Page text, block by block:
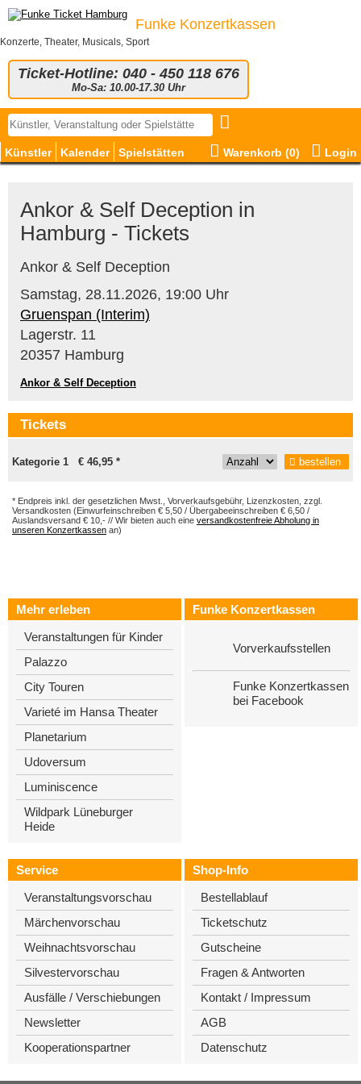
Funke Konzertkassen
Konzerte, Theater, Musicals, Sport
Ticket-Hotline: 040 - 450 118 676
Mo-Sa: 10.00-17.30 Uhr
Künstler Kalender Spielstätten Warenkorb (0) Login
Ankor & Self Deception in
Hamburg - Tickets
Ankor & Self Deception
Samstag, 28.11.2026, 19:00 Uhr
Gruenspan (Interim)
Lagerstr. 11
20357 Hamburg
Ankor & Self Deception
Tickets
Kategorie 1 € 46,95 * bestellen
* Endpreis inkl. der gesetzlichen Mwst., Vorverkaufsgebühr, Lizenzkosten, zzgl.
Versandkosten (Einwurfeinschreiben € 5,50 / Übergabeeinschreiben € 6,50 /
Auslandsversand € 10,- // Wir bieten auch eine versandkostenfreie Abholung in
unseren Konzertkassen an)
Mehr erleben
Veranstaltungen für Kinder
Palazzo
City Touren
Varieté im Hansa Theater
Planetarium
Udoversum
Luminiscence
Wildpark Lüneburger
Heide
Funke Konzertkassen
Vorverkaufsstellen
Funke Konzertkassen
bei Facebook
Service
Veranstaltungsvorschau
Märchenvorschau
Weihnachtsvorschau
Silvestervorschau
Ausfälle / Verschiebungen
Newsletter
Kooperationspartner
Shop-Info
Bestellablauf
Ticketschutz
Gutscheine
Fragen & Antworten
Kontakt / Impressum
AGB
Datenschutz